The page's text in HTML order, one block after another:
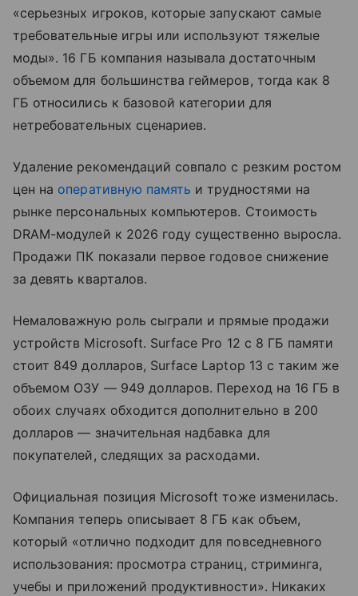
«серьезных игроков, которые запускают самые
требовательные игры или используют тяжелые
моды». 16 ГБ компания называла достаточным
объемом для большинства геймеров, тогда как 8
ГБ относились к базовой категории для
нетребовательных сценариев.
Удаление рекомендаций совпало с резким ростом
цен на оперативную память и трудностями на
рынке персональных компьютеров. Стоимость
DRAM-модулей к 2026 году существенно выросла.
Продажи ПК показали первое годовое снижение
за девять кварталов.
Немаловажную роль сыграли и прямые продажи
устройств Microsoft. Surface Pro 12 с 8 ГБ памяти
стоит 849 долларов, Surface Laptop 13 с таким же
объемом ОЗУ — 949 долларов. Переход на 16 ГБ в
обоих случаях обходится дополнительно в 200
долларов — значительная надбавка для
покупателей, следящих за расходами.
Официальная позиция Microsoft тоже изменилась.
Компания теперь описывает 8 ГБ как объем,
который «отлично подходит для повседневного
использования: просмотра страниц, стриминга,
учебы и приложений продуктивности». Никаких